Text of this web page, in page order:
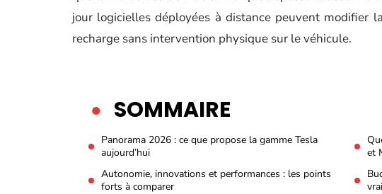
jour logicielles déployées à distance peuvent modifier
recharge sans intervention physique sur le véhicule.
SOMMAIRE
Panorama 2026 : ce que propose la gamme Tesla
aujourd’hui
et
Autonomie, innovations et performances : les points
forts à comparer